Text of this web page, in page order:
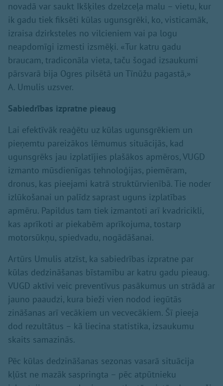
novadā var saukt Ikšķiles dzelzceļa malu – vietu, kur
ik gadu tiek fiksēti kūlas ugunsgrēki, ko, visticamāk,
izraisa dzirksteles no vilcieniem vai pa logu
neapdomīgi izmesti izsmēķi. «Tur katru gadu
braucam, tradiconāla vieta, taču šogad izsaukumi
pārsvarā bija Ogres pilsētā un Tīnūžu pagastā,»
A. Umulis uzsver.
Sabiedrības izpratne pieaug
Lai efektīvāk reaģētu uz kūlas ugunsgrēkiem un
pieņemtu pareizākos lēmumus situācijās, kad
ugunsgrēks jau izplatījies plašākos apmēros, VUGD
izmanto mūsdienīgas tehnoloģijas, piemēram,
dronus, kas pieejami katrā struktūrvienībā. Tie noder
izlūkošanai un palīdz saprast uguns izplatības
apmēru. Papildus tam tiek izmantoti arī kvadricikli,
kas aprīkoti ar piekabēm aprīkojuma, tostarp
motorsūkņu, spiedvadu, nogādāšanai.
Artūrs Umulis atzīst, ka sabiedrības izpratne par
kūlas dedzināšanas bīstamību ar katru gadu pieaug.
VUGD aktīvi veic preventīvus pasākumus un strādā ar
jauno paaudzi, kura bieži vien nodod iegūtās
zināšanas arī vecākiem un vecvecākiem. Šī pieeja
dod rezultātus – kā liecina statistika, izsaukumu
skaits samazinās.
Pēc kūlas dedzināšanas sezonas vasarā situācija
kļūst ne mazāk saspringta – pēc atpūtnieku